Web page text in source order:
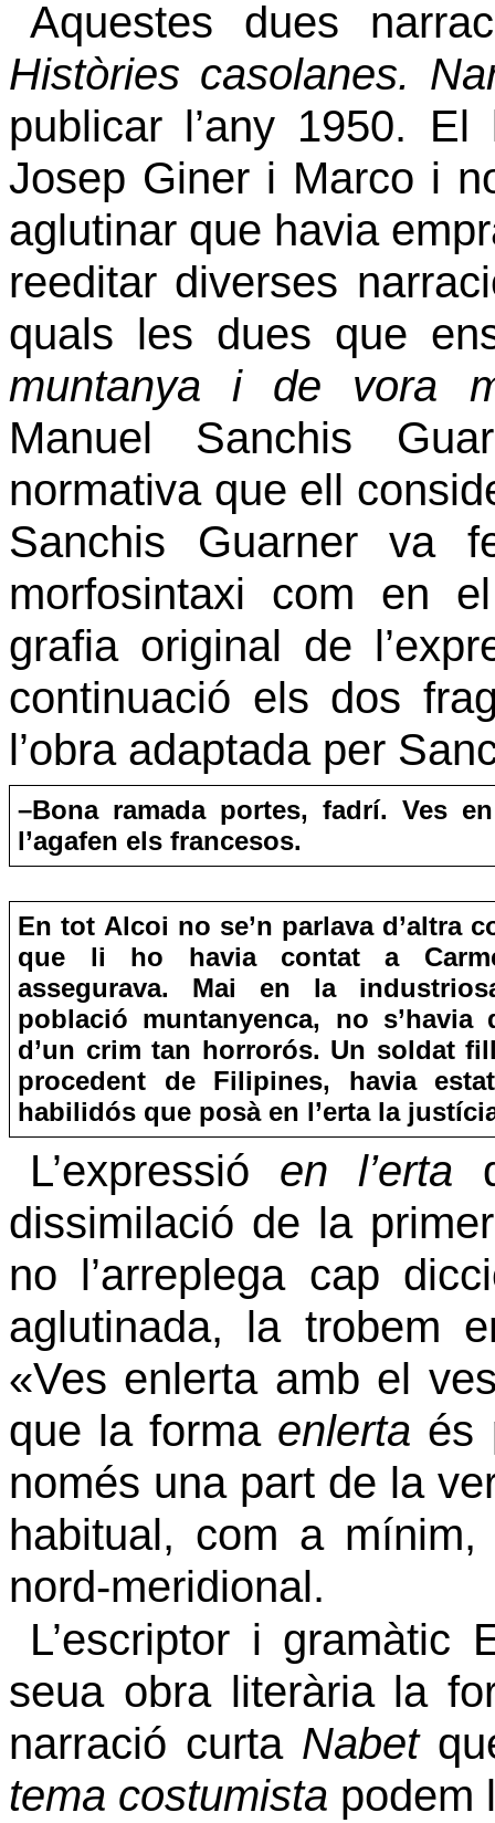
Aquestes dues
Històries casolanes.
publicar l’any 1950.
Josep Giner i Marco i
aglutinar que havia
reeditar diverses
quals les dues que
muntanya i de vora
Manuel Sanchis
normativa que ell
Sanchis Guarner va
morfosintaxi com en
grafia original de
continuació els dos
l’obra adaptada per
–Bona ramada portes, fadrí. Ves
l’agafen els francesos.
En tot Alcoi no se’n parlava d’altra
que li ho havia contat a
assegurava. Mai en la
població muntanyenca, no s’havia
d’un crim tan horrorós. Un soldat
procedent de Filipines, havia
habilidós que posà en l’erta la
L’expressió en l’erta
dissimilació de la
no l’arreplega cap
aglutinada, la trobem
«Ves enlerta amb el
que la forma enlerta és
només una part de la
habitual, com a
nord-meridional.
L’escriptor i
seua obra literària la
narració curta Nabet
tema costumista podem